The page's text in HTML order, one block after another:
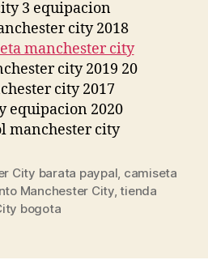
City barata paypal, camiseta
Manchester City,tienda
bogota